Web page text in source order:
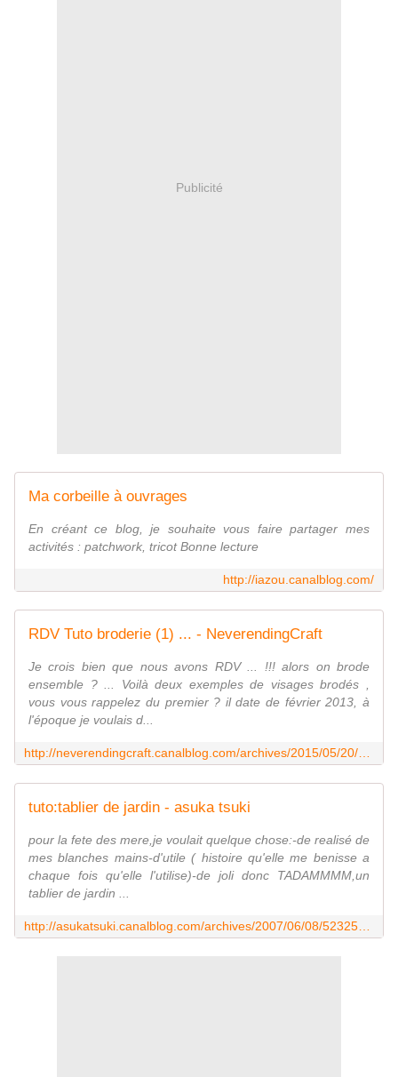
Publicité
Ma corbeille à ouvrages
En créant ce blog, je souhaite vous faire partager mes
activités : patchwork, tricot Bonne lecture
http://iazou.canalblog.com/
RDV Tuto broderie (1) ... - NeverendingCraft
Je crois bien que nous avons RDV ... !!! alors on brode
ensemble ? ... Voilà deux exemples de visages brodés ,
vous vous rappelez du premier ? il date de février 2013, à
l'époque je voulais d...
tuto:tablier de jardin - asuka tsuki
pour la fete des mere,je voulait quelque chose:-de realisé de
mes blanches mains-d'utile ( histoire qu'elle me benisse a
chaque fois qu'elle l'utilise)-de joli donc TADAMMMM,un
tablier de jardin ...